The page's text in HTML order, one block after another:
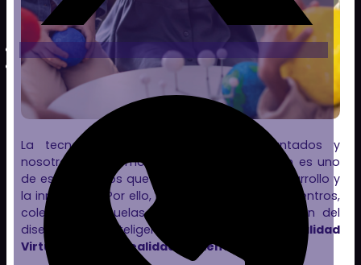
La tecnología avanza a pasos agigantados y
nosotros lo hacemos con ella. La educación es uno
de esos ámbitos que se preocupa por el desarrollo y
la innovación. Por ello, cada vez son más los centros,
colegios y escuelas que incluyen la utilización del
diseño 3D, la Inteligencia Artificial (IA), la
Realidad
Virtual (RV)
Realidad Aumentada (RA)